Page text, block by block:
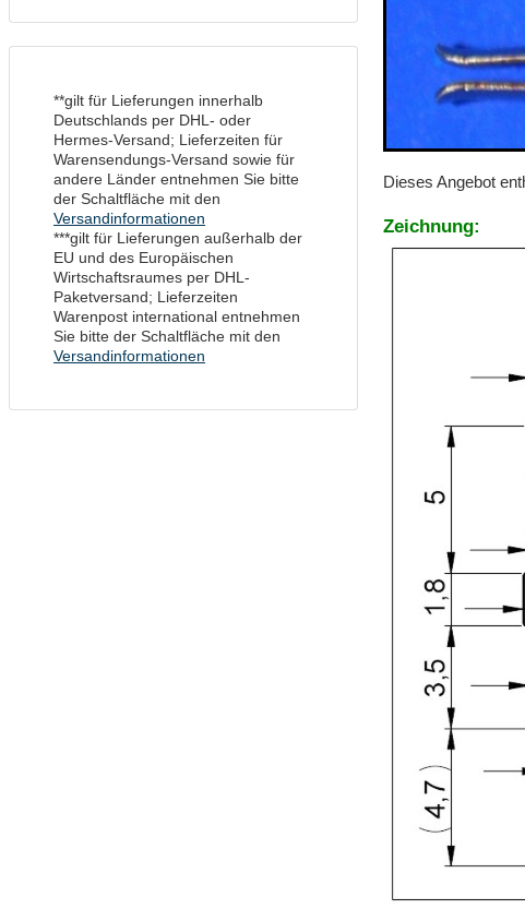
Dieses Angebot
Zeichnung:
**gilt für Lieferungen innerhalb
Deutschlands per DHL- oder
Hermes-Versand; Lieferzeiten für
Warensendungs-Versand sowie für
andere Länder entnehmen Sie bitte
der Schaltfläche mit den
Versandinformationen
***gilt für Lieferungen außerhalb der
EU und des Europäischen
Wirtschaftsraumes per DHL-
Paketversand; Lieferzeiten
Warenpost international entnehmen
Sie bitte der Schaltfläche mit den
Versandinformationen